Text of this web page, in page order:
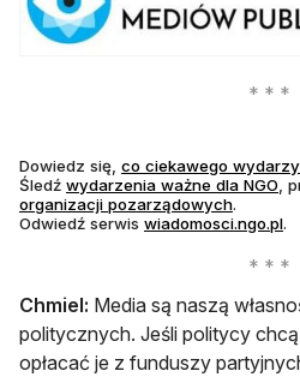
Dowiedz się, co ciekawego
Śledź wydarzenia ważne dla NGO ,
organizacji pozarządowych.
Odwiedź serwis wiadomosci.ngo.pl.
Chmiel: Media są naszą
politycznych. Jeśli politycy
opłacać je z funduszy